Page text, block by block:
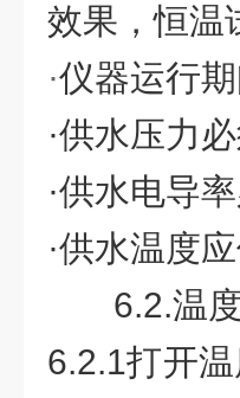
效果，恒温
·仪器运行
·供水压力
·供水电导
·供水温度
6.2.温
6.2.1打开